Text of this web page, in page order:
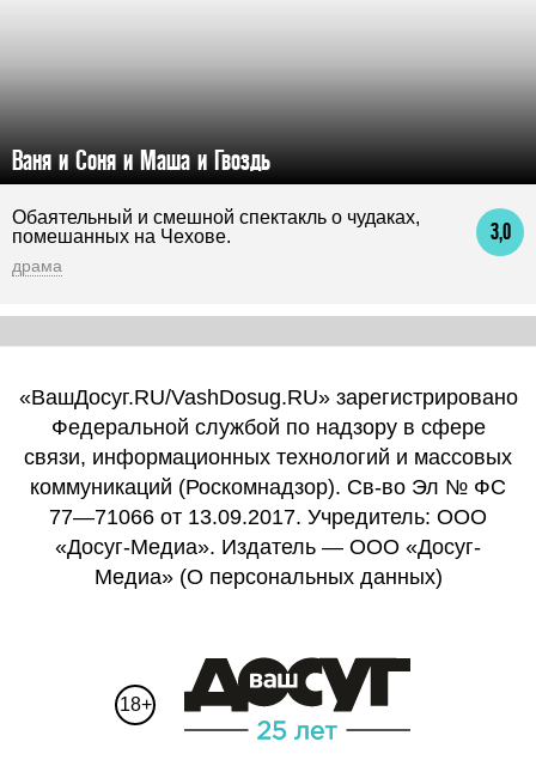
Ваня и Соня и Маша и Гвоздь
3,0
Обаятельный и смешной спектакль о чудаках,
помешанных на Чехове.
драма
«ВашДосуг.RU/VashDosug.RU» зарегистрировано
Федеральной службой по надзору в сфере
связи, информационных технологий и массовых
коммуникаций (Роскомнадзор). Св-во Эл № ФС
77—71066 от 13.09.2017. Учредитель: ООО
«Досуг-Медиа». Издатель — ООО «Досуг-
Медиа» (О персональных данных)
18+